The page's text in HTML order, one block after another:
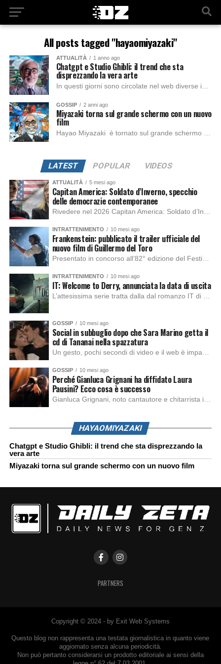
All posts tagged "hayaomiyazaki"
ATTUALITÀ 1 anno ago
Chatgpt e Studio Ghibli: il trend che sta
disprezzando la vera arte
GOSSIP 2 anni ago
Miyazaki torna sul grande schermo con un nuovo
film
LATEST POPULAR VIDEOS
ATTUALITÀ 5 mesi ago
Capitan America: Soldato d’Inverno, specchio
delle democrazie contemporanee
INTRATTENIMENTO 10 mesi ago
Frankenstein: pubblicato il trailer ufficiale del
nuovo film di Guillermo del Toro
INTRATTENIMENTO 10 mesi ago
IT: Welcome to Derry, annunciata la data di uscita
GOSSIP 10 mesi ago
Social in subbuglio dopo che Sara Marino getta il
cd di Tananai nella spazzatura
GOSSIP 10 mesi ago
Perché Gianluca Grignani ha diffidato Laura
Pausini? Ecco cosa è successo
HAYAOMIYAZAKI
Chatgpt e Studio Ghibli: il trend che sta disprezzando la
vera arte
Miyazaki torna sul grande schermo con un nuovo film
PARTNERS
Copyright © 2024 - by Exit Web Systems
Questo blog non rappresenta una testata giornalistica in quanto viene
aggiornato senza alcuna periodicità.
Non può pertanto considerarsi un prodotto editoriale ai sensi della